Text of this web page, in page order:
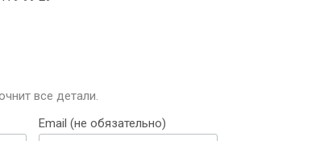
все детали.
Email (не обязательно)